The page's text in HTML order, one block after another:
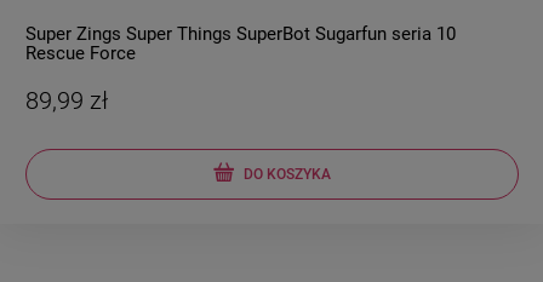
Super Zings Super Things SuperBot Sugarfun seria 10
Rescue Force
89,99 zł
DO KOSZYKA